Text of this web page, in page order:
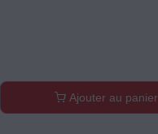
Ajouter au panier